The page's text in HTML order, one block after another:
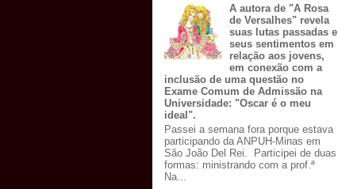
A autora de "A Rosa
de Versalhes" revela
suas lutas passadas e
seus sentimentos em
relação aos jovens,
em conexão com a
inclusão de uma questão no
Exame Comum de Admissão na
Universidade: "Oscar é o meu
ideal".
Passei a semana fora porque estava
participando da ANPUH-Minas em
São João Del Rei. Participei de duas
formas: ministrando com a prof.ª
Na...